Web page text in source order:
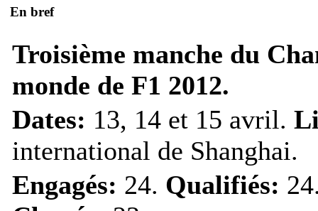
En bref
Troisième manche du
monde de F1 2012.
Dates: 13, 14 et 15 avril.
international de Shanghai.
Engagés: 24. Qualifiés: